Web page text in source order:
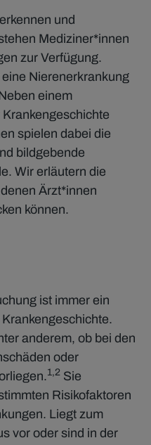
und
Mediziner*innen
zur Verfügung.
Nierenerkrankung
einem
spielen dabei die
bildgebende
Wir erläutern die
Ärzt*innen
können.
ist immer ein
anderem, ob bei den
oder
1,2 Sie
Risikofaktoren
Liegt zum
vor oder sind in der